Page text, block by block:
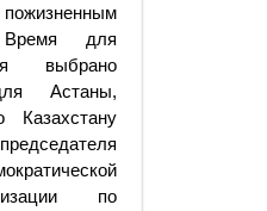
Время для
выбрано
Астаны,
по